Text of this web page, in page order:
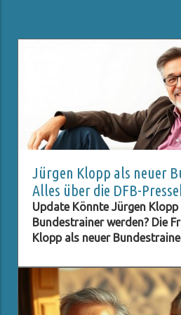
Jürgen Klopp als neuer
Alles über die DFB-
Live-Stream
Update Könnte Jürgen Klopp
Bundestrainer werden? Die
Klopp als neuer
Fans sind neugierig darauf,
Realität wird. Klopp,
charismatischen